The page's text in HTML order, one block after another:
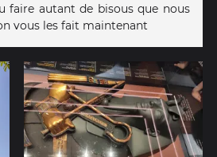
faire autant de bisous que nous
vous les fait maintenant